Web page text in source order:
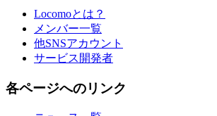
Locomoとは？
メンバー一覧
他SNSアカウント
サービス開発者
各ページへのリンク